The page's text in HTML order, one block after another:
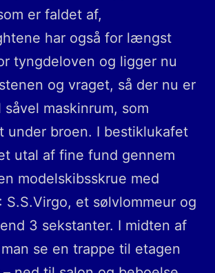
er faldet af,
har også for længst
tyngdeloven og ligger nu
og vraget, så der nu er
maskinrum, som
under broen. I bestiklukafet
utal af fine fund gennem
modelskibsskrue med
S.S.Virgo, et sølvlommeur og
3 sekstanter. I midten af
se en trappe til etagen